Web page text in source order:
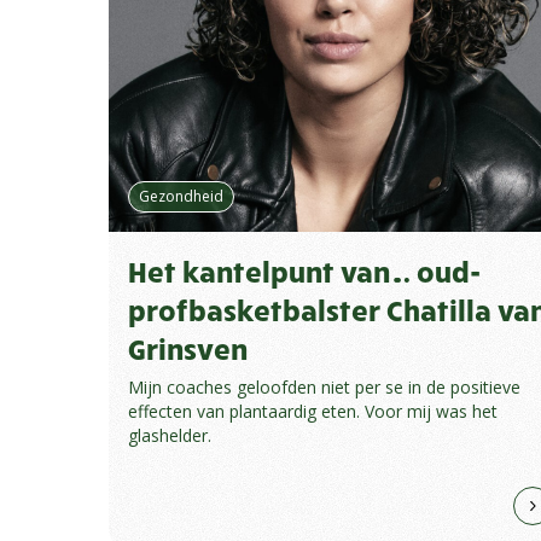
Gezondheid
Het kantelpunt van… oud-
profbasketbalster Chatilla
Grinsven
Mijn coaches geloofden niet per se in de positieve
effecten van plantaardig eten. Voor mij was het
glashelder.